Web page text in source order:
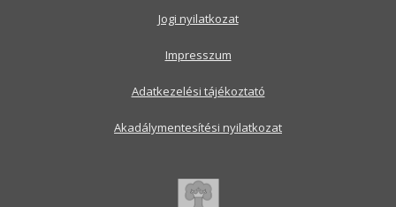
Jogi nyilatkozat
Impresszum
Adatkezelési tájékoztató
Akadálymentesítési nyilatkozat